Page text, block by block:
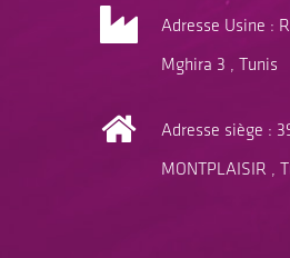
Adresse Usine :
Mghira 3 , Tunis
Adresse siège :
MONTPLAISIR ,